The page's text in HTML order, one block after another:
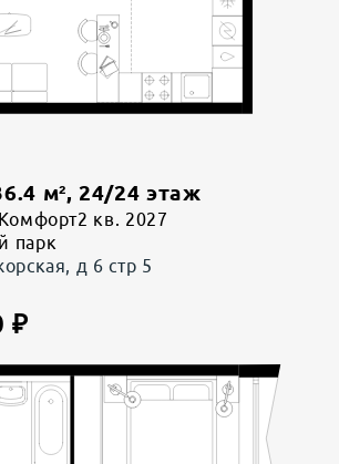
м²,24/24 этаж
Комфорт2 кв. 2027
парк
д 6 стр 5
₽